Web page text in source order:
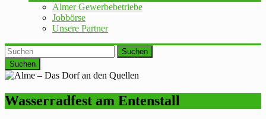
Almer Gewerbebetriebe
Jobbörse
Unsere Partner
Suchen
Wasserradfest am Entenstall